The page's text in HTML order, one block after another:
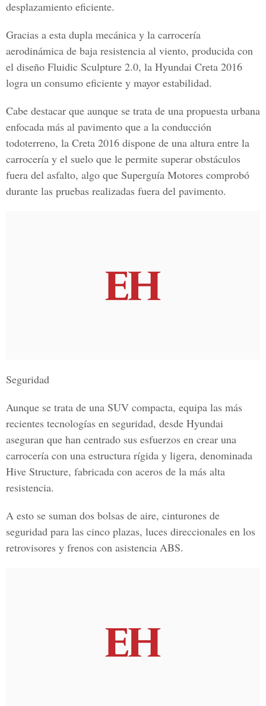
desplazamiento eficiente.
Gracias a esta dupla mecánica y la carrocería
aerodinámica de baja resistencia al viento, producida con
el diseño Fluidic Sculpture 2.0, la Hyundai Creta 2016
logra un consumo eficiente y mayor estabilidad.
Cabe destacar que aunque se trata de una propuesta urbana
enfocada más al pavimento que a la conducción
todoterreno, la Creta 2016 dispone de una altura entre la
carrocería y el suelo que le permite superar obstáculos
fuera del asfalto, algo que Superguía Motores comprobó
durante las pruebas realizadas fuera del pavimento.
Seguridad
Aunque se trata de una SUV compacta, equipa las más
recientes tecnologías en seguridad, desde Hyundai
aseguran que han centrado sus esfuerzos en crear una
carrocería con una estructura rígida y ligera, denominada
Hive Structure, fabricada con aceros de la más alta
resistencia.
A esto se suman dos bolsas de aire, cinturones de
seguridad para las cinco plazas, luces direccionales en los
retrovisores y frenos con asistencia ABS.